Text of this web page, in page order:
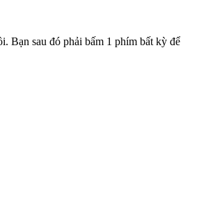
Bạn sau đó phải bấm 1 phím bất kỳ để